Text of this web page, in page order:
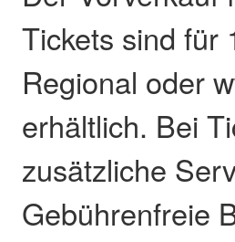
Tickets sind für
Regional oder
erhältlich. Bei
zusätzliche
Gebührenfreie